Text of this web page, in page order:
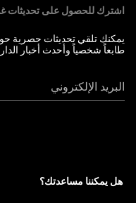
اشترك للحصول على تحديثات
يمكنك تلقي تحديثات حصرية
طابعاً شخصياً وأحدث أخبار
البريد الإلكتروني
هل يمكننا مساعدتك؟